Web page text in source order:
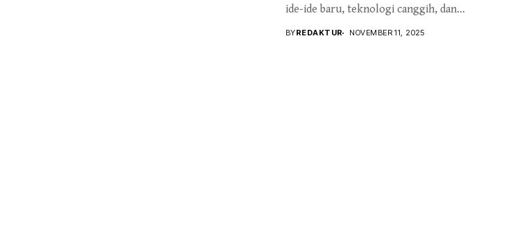
ide-ide baru, teknologi canggih, dan...
BYREDAKTUR NOVEMBER 11, 2025